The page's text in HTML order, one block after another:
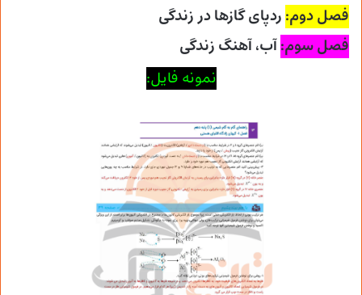
فصل دوم: ردپای گازها در زندگی
فصل سوم:آب، آهنگ زندگی
نمونه فایل: